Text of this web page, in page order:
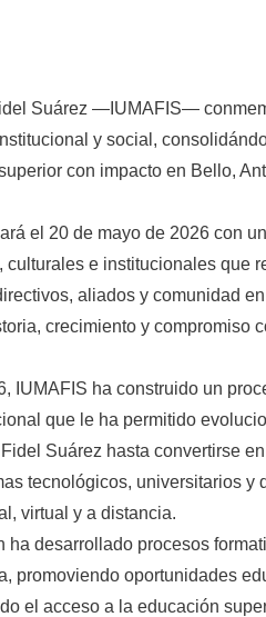
Suárez —IUMAFIS—
y social,
con impacto en Bello,
el 20 de mayo de 2026 con
e institucionales que
aliados y comunidad en
crecimiento y compromiso
IUMAFIS ha construido un
que le ha permitido
Suárez hasta convertirse
tecnológicos, universitarios y
virtual y a distancia.
ha desarrollado procesos
promoviendo oportunidades
el acceso a la educación